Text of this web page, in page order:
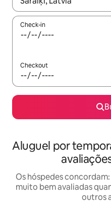
Check-in
Checkout
Aluguel por
Os hóspedes
muito bem avaliadas
outros